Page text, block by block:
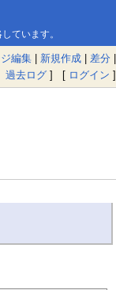
ています。
編集 | 新規作成 | 差分 |
過去ログ ] [ ログイン ]